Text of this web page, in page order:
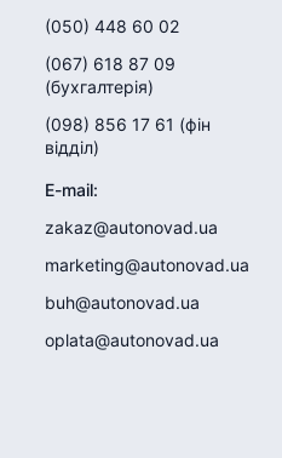
(050) 448 60 02
(067) 618 87 09
(бухгалтерія)
(098) 856 17 61 (фін
відділ)
E-mail:
zakaz@autonovad.ua
marketing@autonovad.ua
buh@autonovad.ua
oplata@autonovad.ua